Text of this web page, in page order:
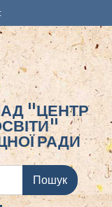
"ЦЕНТР
РАДИ